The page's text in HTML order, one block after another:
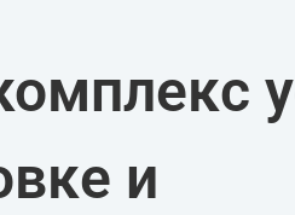
и